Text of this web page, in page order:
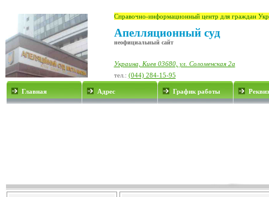
Справочно-информационный центр для граждан
Апелляционный суд
неофициальный сайт
Украина, Киев 03680, ул. Соломенская 2а
тел.: (044) 284-15-95
Главная Адрес График работы